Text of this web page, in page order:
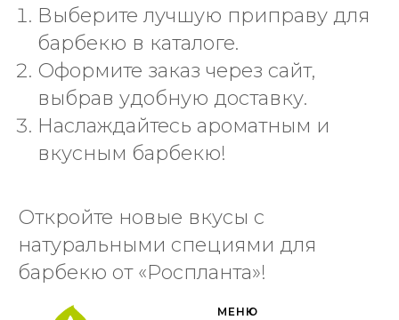
Выберите лучшую приправу для
барбекю в каталоге.
Оформите заказ через сайт,
выбрав удобную доставку.
Наслаждайтесь ароматным и
вкусным барбекю!
Откройте новые вкусы с
натуральными специями для
барбекю от «Роспланта»!
МЕНЮ